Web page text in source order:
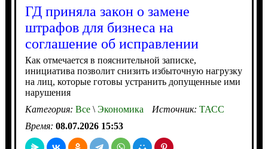
ГД приняла закон о замене
штрафов для бизнеса на
соглашение об исправлении
Как отмечается в пояснительной записке,
инициатива позволит снизить избыточную нагрузку
на лиц, которые готовы устранить допущенные ими
нарушения
Категория: Все\Экономика Источник: ТАСС
Время: 08.07.2026 15:53